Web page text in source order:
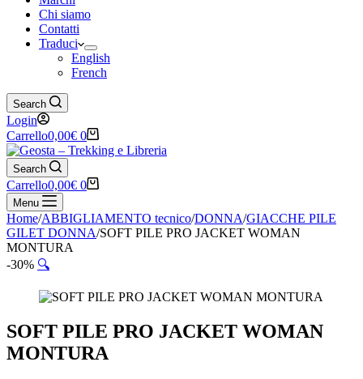
Chi siamo
Contatti
Traduci
English
French
Search
Login
Carrello0,00€ 0
Search
Carrello0,00€ 0
Menu
Home/ABBIGLIAMENTO tecnico/DONNA/GIACCHE PILE
GILET DONNA/SOFT PILE PRO JACKET WOMAN
MONTURA
-30% 🔍
SOFT PILE PRO JACKET WOMAN
MONTURA